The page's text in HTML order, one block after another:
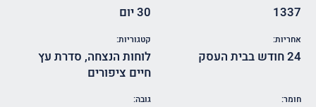
1337 30 יום
אחריות:
24 חודש בבית העסק
קטגוריות:
לוחות הנצחה, סדרת עץ
חיים ציפורים
חומר: גובה: